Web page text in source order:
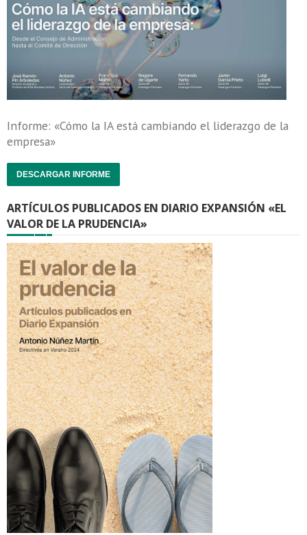
Informe: «Cómo la IA está cambiando el liderazgo de la
empresa»
DESCARGAR INFORME
ARTÍCULOS PUBLICADOS EN DIARIO EXPANSIÓN «EL
VALOR DE LA PRUDENCIA»